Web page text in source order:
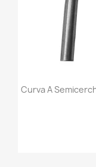
Curva A